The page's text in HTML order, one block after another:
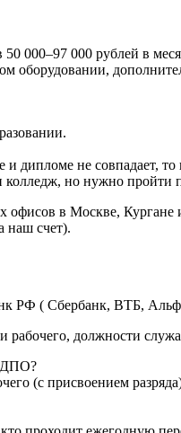
000–97 000 рублей в
оборудовании,
и дипломе не совпадает,
но нужно пройти
офисов в Москве, Кургане
наш счет).
РФ ( Сбербанк, ВТБ,
рабочего, должности
ДПО?
(с присвоением